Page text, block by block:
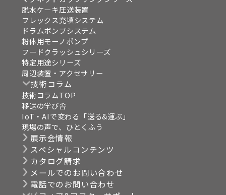
脱水ケーキ圧送装置
フレックス充填システム
ドラムポンプシステム
粉体用モーノポンプ
フードクラッシュシリーズ
特定用途シリーズ
周辺装置・アクセサリー
技術コラム
技術コラムTOP
移送の学び舎
IoT・AIで変わる「送る&運ぶ」
現場の声で、ひとくふう
展示会情報
スペシャルコンテンツ
カタログ請求
メールでのお問い合わせ
電話でのお問い合わせ